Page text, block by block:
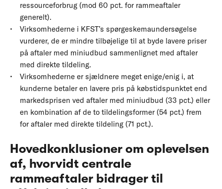
ressourceforbrug (mod 60 pct. for rammeaftaler
generelt).
Virksomhederne i KFST’s spørgeskemaundersøgelse
vurderer, de er mindre tilbøjelige til at byde lavere priser
på aftaler med miniudbud sammenlignet med aftaler
med direkte tildeling.
Virksomhederne er sjældnere meget enige/enig i, at
kunderne betaler en lavere pris på købstidspunktet end
markedsprisen ved aftaler med miniudbud (33 pct.) eller
en kombination af de to tildelingsformer (54 pct.) frem
for aftaler med direkte tildeling (71 pct.).
Hovedkonklusioner om oplevelsen
af, hvorvidt centrale
rammeaftaler bidrager til